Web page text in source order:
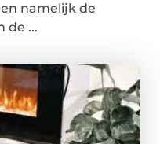
namelijk de
de ...